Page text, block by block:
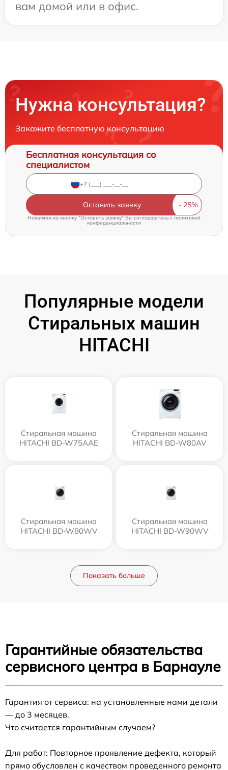
вам домой или в офис.
Нужна консультация?
Закажите бесплатную консультацию
Бесплатная консультация со
специалистом
Оставить заявку
Нажимая на кнопку "Оставить заявку" Вы соглашаетесь cполитикой
конфиденциальности
Популярные модели
Стиральных машин
HITACHI
Стиральная машина
HITACHI BD-W75AAE
Стиральная машина
HITACHI BD-W80AV
Стиральная машина
HITACHI BD-W80WV
Стиральная машина
HITACHI BD-W90WV
Показать больше
Гарантийные обязательства
сервисного центра в Барнауле
Гарантия от сервиса: на установленные нами детали
— до 3 месяцев.
Что считается гарантийным случаем?
Для работ: Повторное проявление дефекта, который
прямо обусловлен с качеством проведенного ремонта